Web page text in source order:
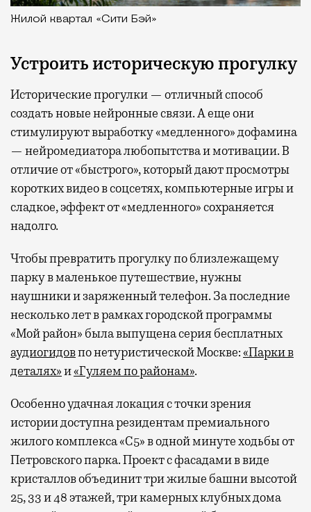
Жилой квартал «Сити Бэй»
Устроить историческую прогулку
Исторические прогулки — отличный способ
создать новые нейронные связи. А еще они
стимулируют выработку «медленного» дофамина
— нейромедиатора любопытства и мотивации. В
отличие от «быстрого», который дают просмотры
коротких видео в соцсетях, компьютерные игры и
сладкое, эффект от «медленного» сохраняется
надолго.
Чтобы превратить прогулку по близлежащему
парку в маленькое путешествие, нужны
наушники и заряженный телефон. За последние
несколько лет в рамках городской программы
«Мой район» была выпущена серия бесплатных
аудиогидовпо нетуристической Москве:«Парки в
деталях»и«Гуляем по районам».
Особенно удачная локация с точки зрения
истории доступна резидентам премиального
жилого комплекса «С5»в одной минуте ходьбы от
Петровского парка. Проект с фасадами в виде
кристаллов объединит три жилые башни высотой
25, 33 и 48 этажей, три камерных клубных дома